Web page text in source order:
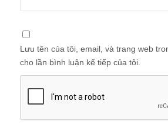
Lưu tên của tôi, email, và trang web
cho lần bình luận kế tiếp của tôi.